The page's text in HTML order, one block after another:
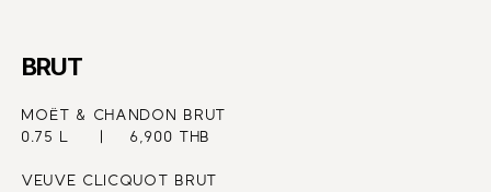
BRUT
MOËT & CHANDON BRUT
0.75 L     |    6,900 THB
VEUVE CLICQUOT BRUT